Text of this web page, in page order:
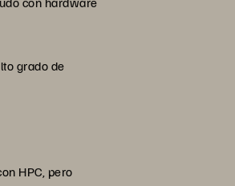
grado de
HPC, pero